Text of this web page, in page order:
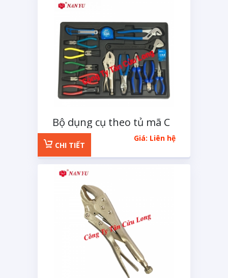
Bộ dụng cụ theo tủ mã C
14 chi tiết
Giá: Liên hệ
CHI TIẾT